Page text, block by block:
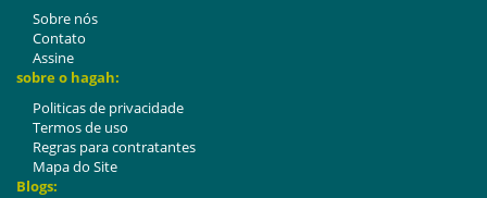
Sobre nós
Contato
Assine
sobre o hagah:
Politicas de privacidade
Termos de uso
Regras para contratantes
Mapa do Site
Blogs: